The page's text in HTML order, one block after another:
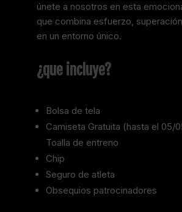
únete a nosotros en esta
que combina esfuerzo,
en un entorno único.
¿que incluye?
Bolsa de tela
Camiseta Gratuita (hasta el 05/
Toalla de entreno
Chip
Seguro de atleta
Obsequios patrocinadores